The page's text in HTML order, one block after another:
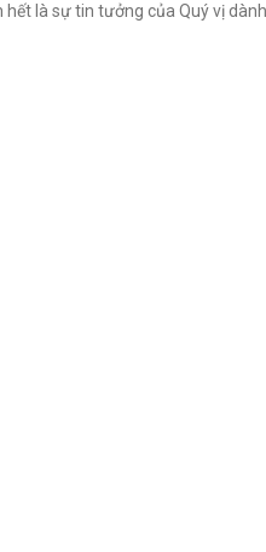
là sự tin tưởng của Quý vị dành